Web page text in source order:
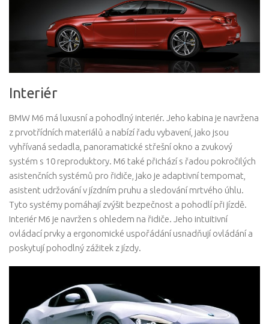
Interiér
BMW M6 má luxusní a pohodlný interiér. Jeho kabina je navržena
z prvotřídních materiálů a nabízí řadu vybavení, jako jsou
vyhřívaná sedadla, panoramatické střešní okno a zvukový
systém s 10 reproduktory. M6 také přichází s řadou pokročilých
asistenčních systémů pro řidiče, jako je adaptivní tempomat,
asistent udržování v jízdním pruhu a sledování mrtvého úhlu.
Tyto systémy pomáhají zvýšit bezpečnost a pohodlí při jízdě.
Interiér M6 je navržen s ohledem na řidiče. Jeho intuitivní
ovládací prvky a ergonomické uspořádání usnadňují ovládání a
poskytují pohodlný zážitek z jízdy.